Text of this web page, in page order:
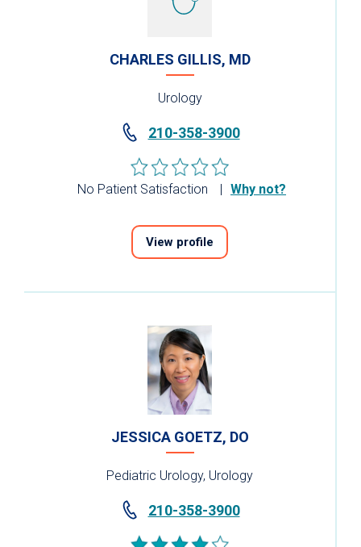
CHARLES GILLIS, MD
Urology
210-358-3900
No Patient Satisfaction Why not?
View profile
JESSICA GOETZ, DO
Pediatric Urology, Urology
210-358-3900